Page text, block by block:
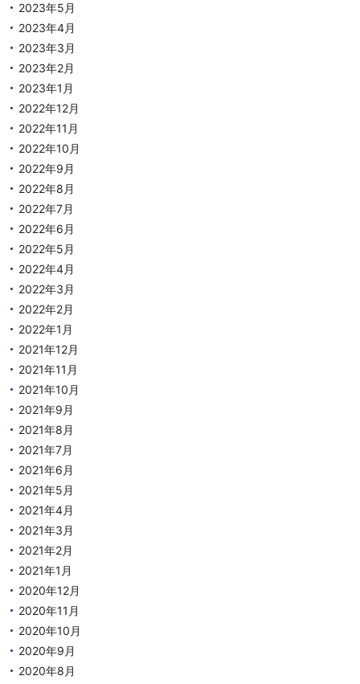
2023年5月
2023年4月
2023年3月
2023年2月
2023年1月
2022年12月
2022年11月
2022年10月
2022年9月
2022年8月
2022年7月
2022年6月
2022年5月
2022年4月
2022年3月
2022年2月
2022年1月
2021年12月
2021年11月
2021年10月
2021年9月
2021年8月
2021年7月
2021年6月
2021年5月
2021年4月
2021年3月
2021年2月
2021年1月
2020年12月
2020年11月
2020年10月
2020年9月
2020年8月